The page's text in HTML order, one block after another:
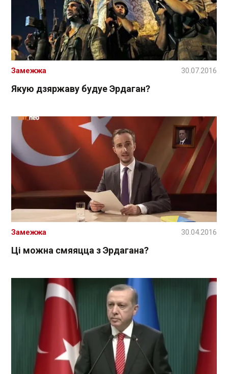
Якую дзяржаву будуе Эрдаган?
Замежжа 30.07.2016
Ці можна смяяцца з Эрдагана?
Замежжа 30.04.2016